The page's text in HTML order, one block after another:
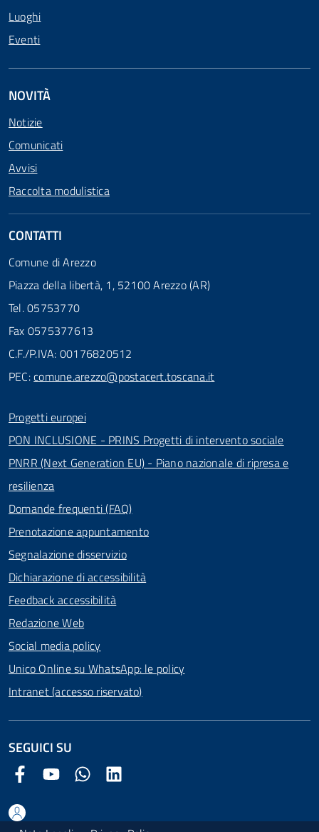
Luoghi
Eventi
NOVITÀ
Notizie
Comunicati
Avvisi
Raccolta modulistica
CONTATTI
Comune di Arezzo
Piazza della libertà, 1, 52100 Arezzo (AR)
Tel. 05753770
Fax 0575377613
C.F./P.IVA: 00176820512
PEC:comune.arezzo@postacert.toscana.it
Progetti europei
PON INCLUSIONE - PRINS Progetti di intervento sociale
PNRR (Next Generation EU) - Piano nazionale di ripresa e
resilienza
Domande frequenti (FAQ)
Prenotazione appuntamento
Segnalazione disservizio
Dichiarazione di accessibilità
Feedback accessibilità
Redazione Web
Social media policy
Unico Online su WhatsApp: le policy
Intranet (accesso riservato)
SEGUICI SU
Facebook Comune di Arezzo
Youtube Comune di Arezzo
Twitter Comune di Arezzo